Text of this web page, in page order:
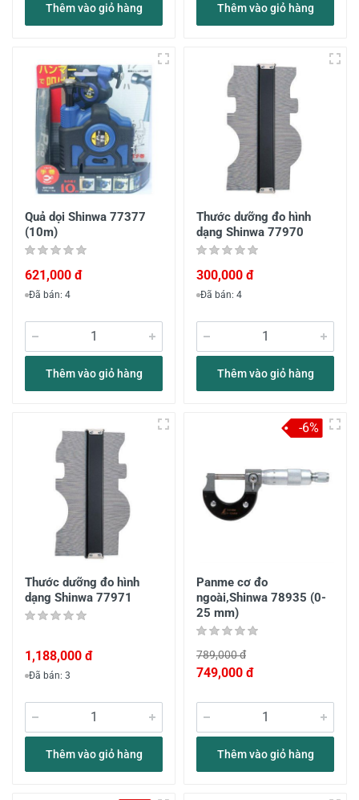
Thêm vào giỏ hàng Thêm vào giỏ hàng
Quả dọi Shinwa 77377
(10m)
621,000 đ
Đã bán: 4
Thêm vào giỏ hàng
Thước dưỡng đo hình
dạng Shinwa 77970
300,000 đ
Đã bán: 4
Thêm vào giỏ hàng
Thước dưỡng đo hình
dạng Shinwa 77971
1,188,000 đ
Đã bán: 3
Thêm vào giỏ hàng
Panme cơ đo
ngoài,Shinwa 78935 (0-
25 mm)
789,000 đ
749,000 đ
Thêm vào giỏ hàng
-6%